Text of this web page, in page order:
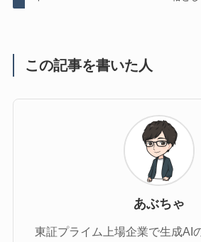
この記事を書いた人
あぶちゃ
東証プライム上場企業で生成AI